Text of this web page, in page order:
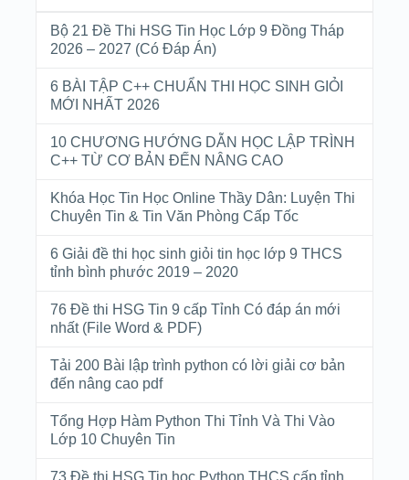
Bộ 21 Đề Thi HSG Tin Học Lớp 9 Đồng Tháp
2026 – 2027 (Có Đáp Án)
6 BÀI TẬP C++ CHUẨN THI HỌC SINH GIỎI
MỚI NHẤT 2026
10 CHƯƠNG HƯỚNG DẪN HỌC LẬP TRÌNH
C++ TỪ CƠ BẢN ĐẾN NÂNG CAO
Khóa Học Tin Học Online Thầy Dân: Luyện Thi
Chuyên Tin & Tin Văn Phòng Cấp Tốc
6 Giải đề thi học sinh giỏi tin học lớp 9 THCS
tỉnh bình phước 2019 – 2020
76 Đề thi HSG Tin 9 cấp Tỉnh Có đáp án mới
nhất (File Word & PDF)
Tải 200 Bài lập trình python có lời giải cơ bản
đến nâng cao pdf
Tổng Hợp Hàm Python Thi Tỉnh Và Thi Vào
Lớp 10 Chuyên Tin